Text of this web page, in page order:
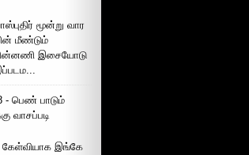
மூன்று வார
மீண்டும்
இசையோடு
- பெண் பாடும்
வாசப்படி
கேள்வியாக இங்கே